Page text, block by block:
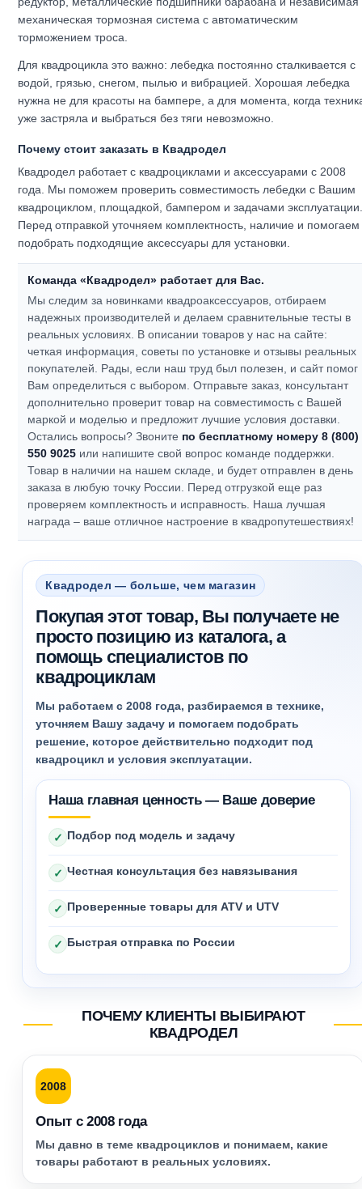
механическая тормозная система с автоматическим
торможением троса.
Для квадроцикла это важно: лебедка постоянно сталкивается с
водой, грязью, снегом, пылью и вибрацией. Хорошая лебедка
нужна не для красоты на бампере, а для момента, когда
уже застряла и выбраться без тяги невозможно.
Почему стоит заказать в Квадродел
Квадродел работает с квадроциклами и аксессуарами с 2008
года. Мы поможем проверить совместимость лебедки с Вашим
квадроциклом, площадкой, бампером и задачами
Перед отправкой уточняем комплектность, наличие и помогаем
подобрать подходящие аксессуары для установки.
Команда «Квадродел» работает для Вас.
Мы следим за новинками квадроаксессуаров, отбираем
надежных производителей и делаем сравнительные тесты в
реальных условиях. В описании товаров у нас на сайте:
четкая информация, советы по установке и отзывы реальных
покупателей. Рады, если наш труд был полезен, и сайт помог
Вам определиться с выбором.Отправьте заказ, консультант
дополнительно проверит товар на совместимость с Вашей
маркой и моделью и предложит лучшие условия доставки.
Остались вопросы? Звоните по бесплатному номеру 8 (800)
550 9025 или напишите свой вопрос команде поддержки.
Товар в наличии на нашем складе, и будет отправлен в день
заказа в любую точку России. Перед отгрузкой еще раз
проверяем комплектность и исправность. Наша лучшая
награда – ваше отличное настроение в квадропутешествиях!
Квадродел — больше, чем магазин
Покупая этот товар, Вы получаете не
просто позицию из каталога, а
помощь специалистов по
квадроциклам
Мы работаем с 2008 года, разбираемся в технике,
уточняем Вашу задачу и помогаем подобрать
решение, которое действительно подходит под
квадроцикл и условия эксплуатации.
Наша главная ценность — Ваше доверие
✓ Подбор под модель и задачу
✓ Честная консультация без навязывания
✓ Проверенные товары для ATV и UTV
✓ Быстрая отправка по России
ПОЧЕМУ КЛИЕНТЫ ВЫБИРАЮТ
КВАДРОДЕЛ
2008
Опыт с 2008 года
Мы давно в теме квадроциклов и понимаем, какие
товары работают в реальных условиях.